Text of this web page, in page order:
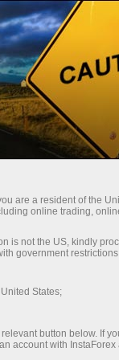
are a resident of the
online trading,
is not the US, kindly
government
States;
button below. If
account with InstaForex